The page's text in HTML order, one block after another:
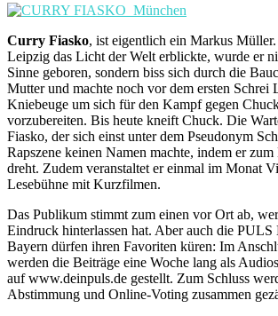
Curry Fiasko, ist eigentlich ein Markus
Leipzig das Licht der Welt erblickte, wurde er
Sinne geboren, sondern biss sich durch die
Mutter und machte noch vor dem ersten Schrei
Kniebeuge um sich für den Kampf gegen
vorzubereiten. Bis heute kneift Chuck. Die
Fiasko, der sich einst unter dem Pseudonym
Rapszene keinen Namen machte, indem er
dreht. Zudem veranstaltet er einmal im Monat
Lesebühne mit Kurzfilmen.
Das Publikum stimmt zum einen vor Ort ab,
Eindruck hinterlassen hat. Aber auch die PULS
Bayern dürfen ihren Favoriten küren: Im
werden die Beiträge eine Woche lang als
auf www.deinpuls.de gestellt. Zum Schluss
Abstimmung und Online-Voting zusammen